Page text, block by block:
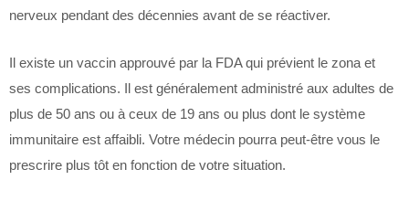
nerveux pendant des décennies avant de se réactiver.
Il existe un vaccin approuvé par la FDA qui prévient le zona et
ses complications. Il est généralement administré aux adultes de
plus de 50 ans ou à ceux de 19 ans ou plus dont le système
immunitaire est affaibli. Votre médecin pourra peut-être vous le
prescrire plus tôt en fonction de votre situation.